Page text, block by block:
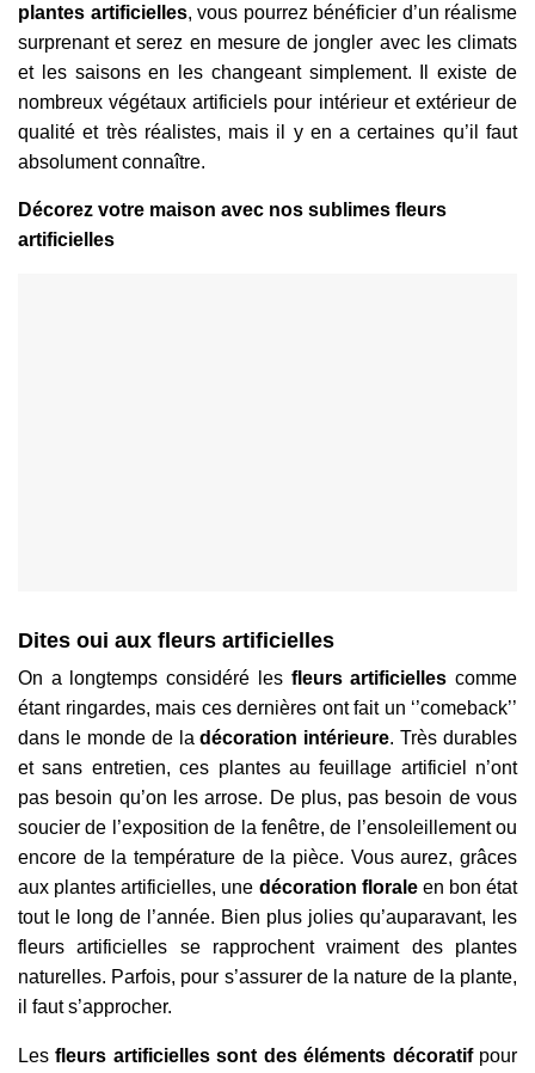
plantes artificielles, vous pourrez bénéficier d’un réalisme
surprenant et serez en mesure de jongler avec les climats
et les saisons en les changeant simplement. Il existe de
nombreux végétaux artificiels pour intérieur et extérieur de
qualité et très réalistes, mais il y en a certaines qu’il faut
absolument connaître.
Décorez votre maison avec nos sublimes fleurs
artificielles
Dites oui aux fleurs artificielles
On a longtemps considéré les fleurs artificielles comme
étant ringardes, mais ces dernières ont fait un ‘’comeback’’
dans le monde de ladécoration intérieure. Très durables
et sans entretien, ces plantes au feuillage artificiel n’ont
pas besoin qu’on les arrose. De plus, pas besoin de vous
soucier de l’exposition de la fenêtre, de l’ensoleillement ou
encore de la température de la pièce. Vous aurez, grâces
aux plantes artificielles, une décoration floraleen bon état
tout le long de l’année. Bien plus jolies qu’auparavant, les
fleurs artificielles se rapprochent vraiment des plantes
naturelles. Parfois, pour s’assurer de la nature de la plante,
il faut s’approcher.
Lesfleurs artificielles sont des éléments décoratifpour